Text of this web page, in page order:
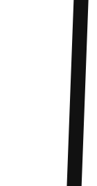
protection
à ces
en toutes
poids léger
facilement,